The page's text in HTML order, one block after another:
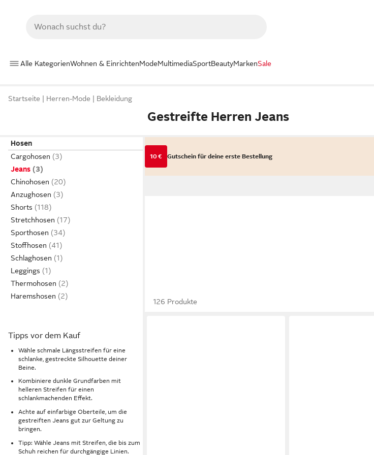
Alle KategorienWohnen & EinrichtenModeMultimediaSportBeautyMarkenSale
Startseite Herren-Mode Bekleidung
Gestreifte Herren Jeans
Hosen
Cargohosen
Jeans
Chinohosen
Anzughosen
Shorts
Stretchhosen
Sporthosen
Stoffhosen
Schlaghosen
Leggings
Thermohosen
Haremshosen
Tipps vor dem Kauf
Wähle schmale Längsstreifen für eine
schlanke, gestreckte Silhouette deiner
Beine.
Kombiniere dunkle Grundfarben mit
helleren Streifen für einen
schlankmachenden Effekt.
Achte auf einfarbige Oberteile, um die
gestreiften Jeans gut zur Geltung zu
bringen.
Tipp: Wähle Jeans mit Streifen, die bis zum
Schuh reichen für durchgängige Linien.
10 € Gutschein für deine erste Bestellung
126 Produkte